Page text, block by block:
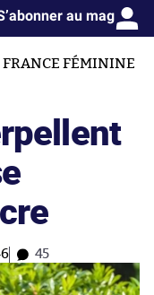
au mag
FRANCE FÉMININE
45